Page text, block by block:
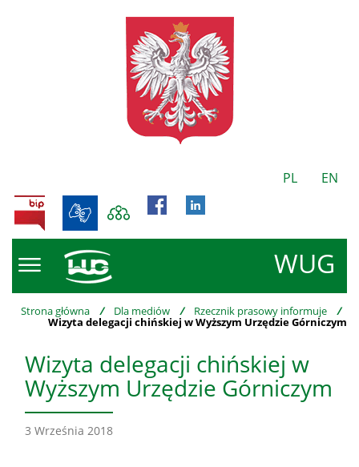
PL EN
WUG
BIP
Strona główna / Dla mediów / Rzecznik prasowy informuje /
Wizyta delegacji chińskiej w Wyższym Urzędzie Górniczym
Wizyta delegacji chińskiej w
Wyższym Urzędzie Górniczym
3 Września 2018